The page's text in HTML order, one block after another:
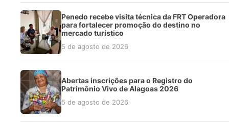
Penedo recebe visita técnica da FRT Operadora
para fortalecer promoção do destino no
mercado turístico
5 de agosto de 2026
Abertas inscrições para o Registro do
Patrimônio Vivo de Alagoas 2026
5 de agosto de 2026